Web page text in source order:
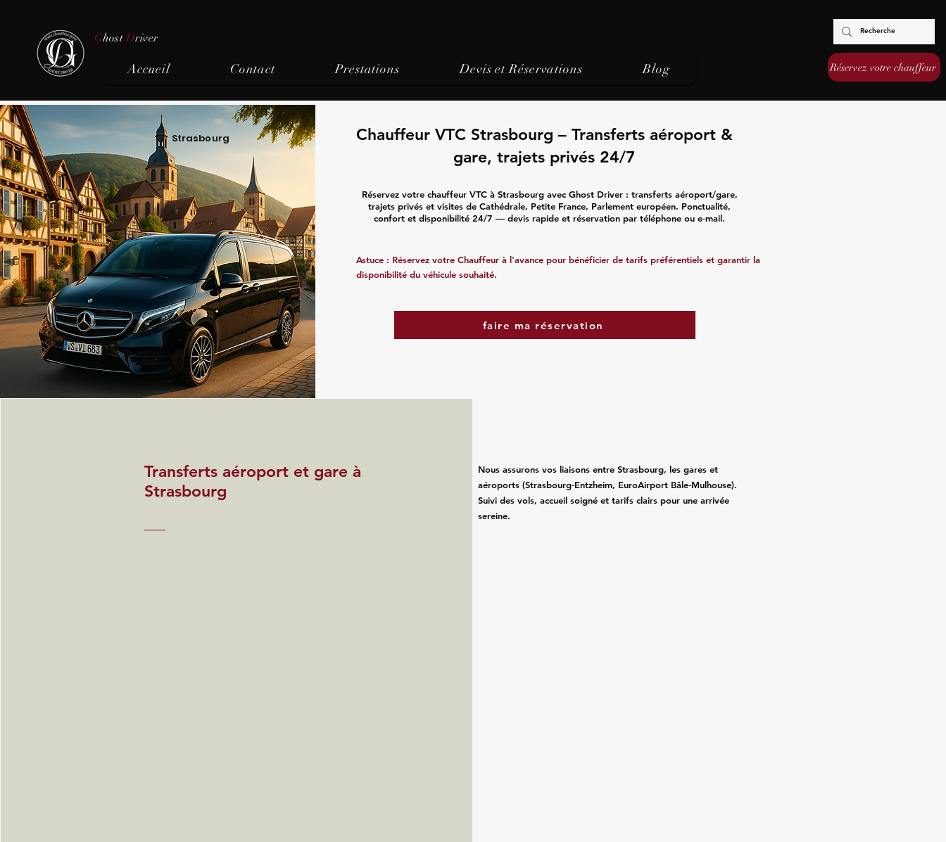
Ghost Driver
Accueil Contact Prestations Devis et Réservations Blog Réservez votre chauffeur
Strasbourg
Chauffeur VTC Strasbourg – Transferts aéroport &
gare, trajets privés 24/7
Réservez votre chauffeur VTC à Strasbourg avec Ghost Driver : transferts aéroport/gare,
trajets privés et visites de Cathédrale, Petite France, Parlement européen. Ponctualité,
confort et disponibilité 24/7 — devis rapide et réservation par téléphone ou e‑mail.
Astuce : Réservez votre Chauffeur à l'avance pour bénéficier de tarifs préférentiels et garantir la
disponibilité du véhicule souhaité.
faire ma réservation
Transferts aéroport et gare à
Strasbourg
Nous assurons vos liaisons entre Strasbourg, les gares et
aéroports (Strasbourg‑Entzheim, EuroAirport Bâle‑Mulhouse).
Suivi des vols, accueil soigné et tarifs clairs pour une arrivée
sereine.